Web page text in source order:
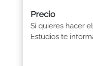
Precio
Si quieres hacer
Estudios te